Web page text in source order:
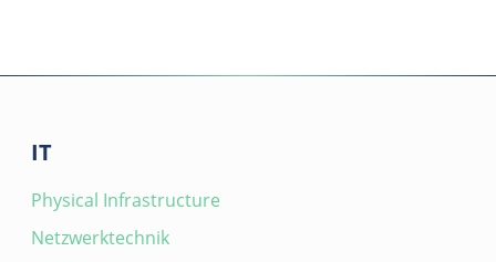
IT
Physical Infrastructure
Netzwerktechnik